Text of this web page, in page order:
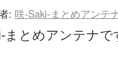
: 咲-Saki-まとめアンテ
まとめアンテナ